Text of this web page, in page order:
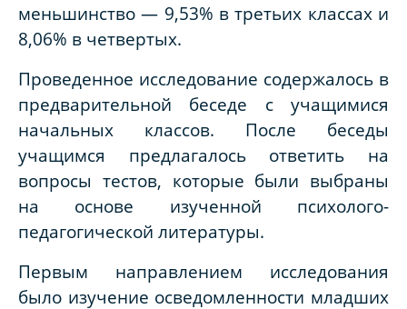
меньшинство — 9,53% в третьих классах и
8,06% в четвертых.
Проведенное исследование содержалось в
предварительной беседе с учащимися
начальных классов. После беседы
учащимся предлагалось ответить на
вопросы тестов, которые были выбраны
на основе изученной психолого-
педагогической литературы.
Первым направлением исследования
было изучение осведомленности младших